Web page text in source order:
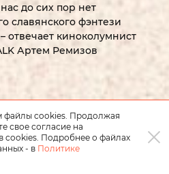
до сих пор нет
славянского фэнтези
отвечает киноколумнист
Артем Ремизов
файлы cookies. Продолжая
свое согласие на
cookies. Подробнее о файлах
- в Политике